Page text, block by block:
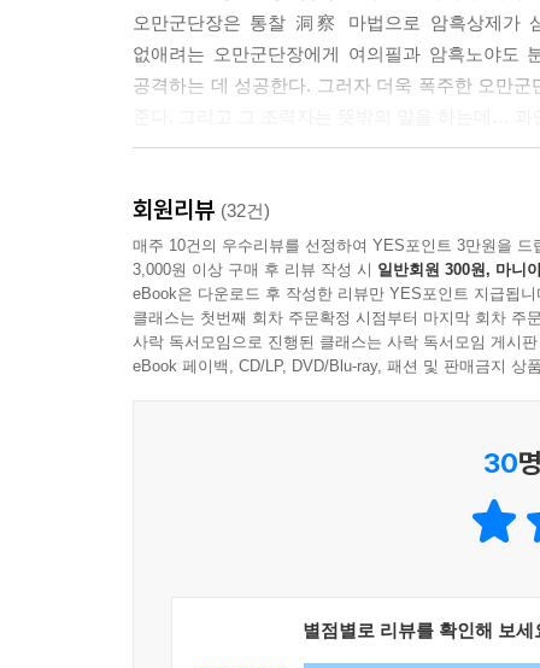
오만군단장은 통찰 洞察 마법으로 암흑상제가
없애려는 오만군단장에게 여의필과 암흑노야도
공격하는 데 성공한다. 그러자 더욱 폭주한 오만
影 그림자 영 深 깊을 심 熾 성할 치 搏 두드릴 박 脚
膨 부를 팽 脹 부을 창 洞 골 동
꿰뚫을 통 泡 거품 포 拌 버릴 반
戟 창 극 陣 진 칠 진 菌 버섯,
세균 균 整 가지런할 정 書 글 서
炒 볶을 초 傾 기울 경 均 고를 균 了 마칠 료(요) 叩
- 표지, 본문, 한자카드까지 AR 영상으로 재미있게
3. 한자카드 20장에 캐릭터 및 아이템 카드 추가(1
회원리뷰 (32건)
매주 10건의 우수리뷰를 선정하여 YES포인트 3만원을 드
3,000원 이상 구매 후 리뷰 작성 시 일반회원 300원, 마니
eBook은 다운로드 후 작성한 리뷰만 YES포인트 지급됩니
클래스는 첫번째 회차 주문확정 시점부터 마지막 회차 주
사락 독서모임으로 진행된 클래스는 사락 독서모임 게시
eBook 페이백, CD/LP, DVD/Blu-ray, 패션 및 판매금지 상
30
별점별로 리뷰를 확인해 보세